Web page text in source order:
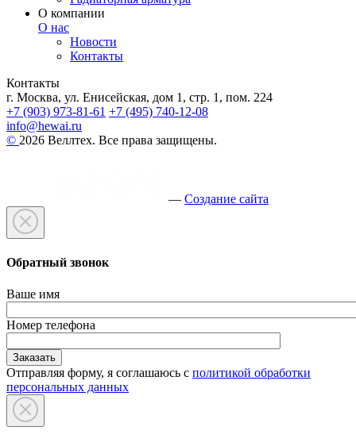
О компании
О нас
Новости
Контакты
Контакты
г. Москва, ул. Енисейская, дом 1, стр. 1, пом. 224
+7 (903) 973-81-61 +7 (495) 740-12-08
info@hewai.ru
© 2026 Веллтех. Все права защищены.
— Создание сайта
Обратный звонок
Ваше имя
Номер телефона
Отправляя форму, я соглашаюсь с политикой обработки
персональных данных